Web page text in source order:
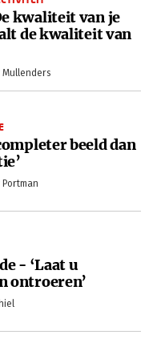
kwaliteit van je
de kwaliteit van
Mullenders
beeld dan
Portman
- ‘Laat u
ontroeren’